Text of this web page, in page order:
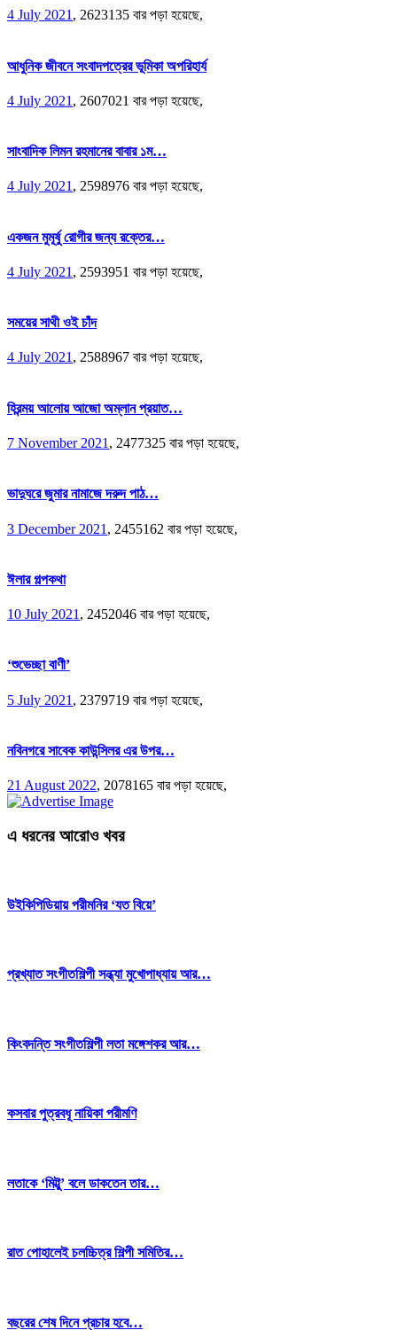
4 July 2021 , 2623135 বার পড়া হয়েছে,
আধুনিক জীবনে সংবাদপত্রের ভূমিকা অপরিহার্য
4 July 2021 , 2607021 বার পড়া হয়েছে,
সাংবাদিক লিমন রহমানের বাবার ১ম…
4 July 2021, 2598976 বার পড়া হয়েছে,
একজন মুমূর্ষু রোগীর জন্য রক্তের…
4 July 2021 , 2593951 বার পড়া হয়েছে,
সময়ের সাথী ওই চাঁদ
4 July 2021, 2588967 বার পড়া হয়েছে,
হিরন্ময় আলোয় আজো অম্লান প্রয়াত…
7 November 2021 , 2477325 বার পড়া হয়েছে,
ভাদুঘরে জুমার নামাজে দরুদ পাঠ…
3 December 2021 , 2455162 বার পড়া হয়েছে,
ঈলার গল্পকথা
10 July 2021 , 2452046 বার পড়া হয়েছে,
‘শুভেচ্ছা বাণী’
5 July 2021 , 2379719 বার পড়া হয়েছে,
নবিনগরে সাবেক কাউন্সিলর এর উপর…
21 August 2022, 2078165 বার পড়া হয়েছে,
এ ধরনের আরোও খবর
উইকিপিডিয়ায় পরীমনির ‘যত বিয়ে’
প্রখ্যাত সংগীতশিল্পী সন্ধ্যা মুখোপাধ্যায় আর…
কিংবদন্তি সংগীতশিল্পী লতা মঙ্গেশকর আর…
কসবার পুত্রবধূ নায়িকা পরীমণি
লতাকে ‘মিট্টু’ বলে ডাকতেন তার…
রাত পোহালেই চলচ্চিত্র শিল্পী সমিতির…
বছরের শেষ দিনে প্রচার হবে…